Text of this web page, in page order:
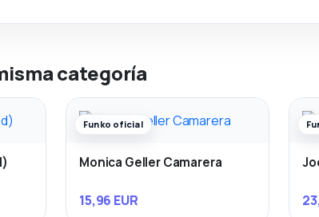
categoría
Funko oficial
Monica Geller Camarera
15,96 EUR